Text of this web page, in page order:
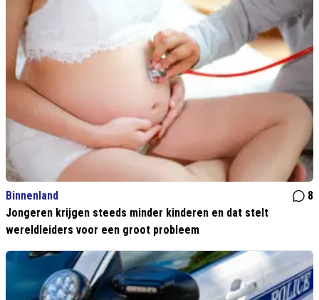
Binnenland
8
Jongeren krijgen steeds minder kinderen en dat stelt
wereldleiders voor een groot probleem